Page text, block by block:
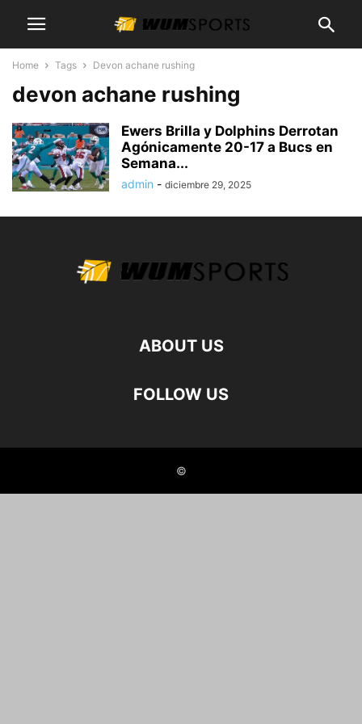
Home Tags Devon achane rushing
devon achane rushing
Ewers Brilla y Dolphins Derrotan
Agónicamente 20-17 a Bucs en
Semana...
admin - diciembre 29, 2025
ABOUT US
FOLLOW US
©